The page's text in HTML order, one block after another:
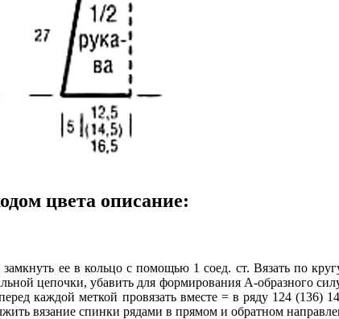
цвета описание:
ее в кольцо с помощью 1 соед. ст. Вязать по
цепочки, убавить для формирования А-образного
каждой меткой провязать вместе = в ряду 124 (136)
вязание спинки рядами в прямом и обратном